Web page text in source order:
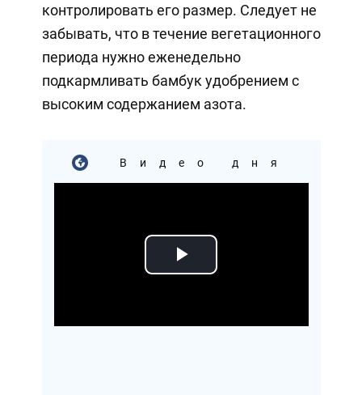
контролировать его размер. Следует не
забывать, что в течение вегетационного
периода нужно еженедельно
подкармливать бамбук удобрением с
высоким содержанием азота.
Видео дня
Play